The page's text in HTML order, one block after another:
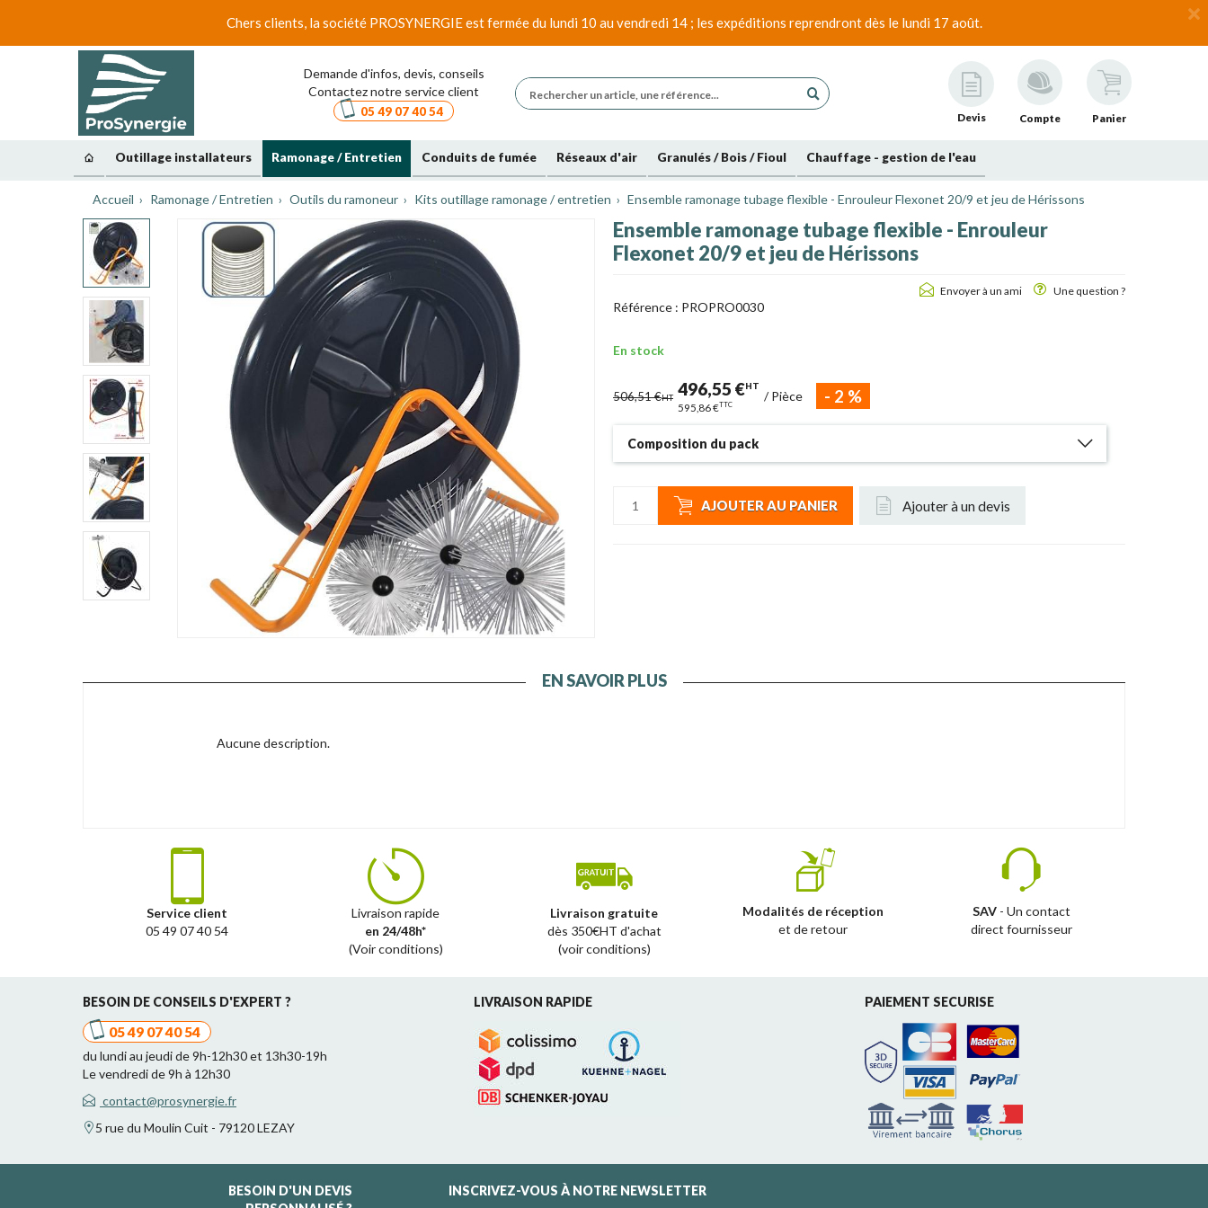
Chers clients, la société PROSYNERGIE est fermée du lundi 10 au vendredi 14 ; les expéditions reprendront dès le lundi 17 août.
Demande d'infos, devis, conseils
Contactez notre service client
05 49 07 40 54 Devis Compte Panier
Outillage installateurs Ramonage / Entretien Conduits de fumée Réseaux d'air Granulés / Bois / Fioul Chauffage - gestion de l'eau
Accueil Ramonage / Entretien Outils du ramoneur Kits outillage ramonage / entretien Ensemble ramonage tubage flexible - Enrouleur Flexonet 20/9 et jeu de Hérissons
Ensemble ramonage tubage flexible - Enrouleur
Flexonet 20/9 et jeu de Hérissons
Envoyer à un ami Une question ?
Référence : PROPRO0030
En stock
506,51 €HT 496,55 €HT
595,86 €TTC
/Pièce - 2 %
Composition du pack
AJOUTER AU PANIER Ajouter à un devis
EN SAVOIR PLUS
Aucune description.
Service client
05 49 07 40 54
Livraison rapide
en 24/48h*
(Voir conditions)
Livraison gratuite
dès 350€HT d'achat
(voir conditions)
Modalités de réception
et de retour
SAV- Un contact
direct fournisseur
BESOIN DE CONSEILS D'EXPERT ?
05 49 07 40 54
du lundi au jeudi de 9h-12h30 et 13h30-19h
Le vendredi de 9h à 12h30
contact@prosynergie.fr
5 rue du Moulin Cuit - 79120 LEZAY
LIVRAISON RAPIDE PAIEMENT SECURISE
BESOIN D'UN DEVIS
INSCRIVEZ-VOUS À NOTRE NEWSLETTER